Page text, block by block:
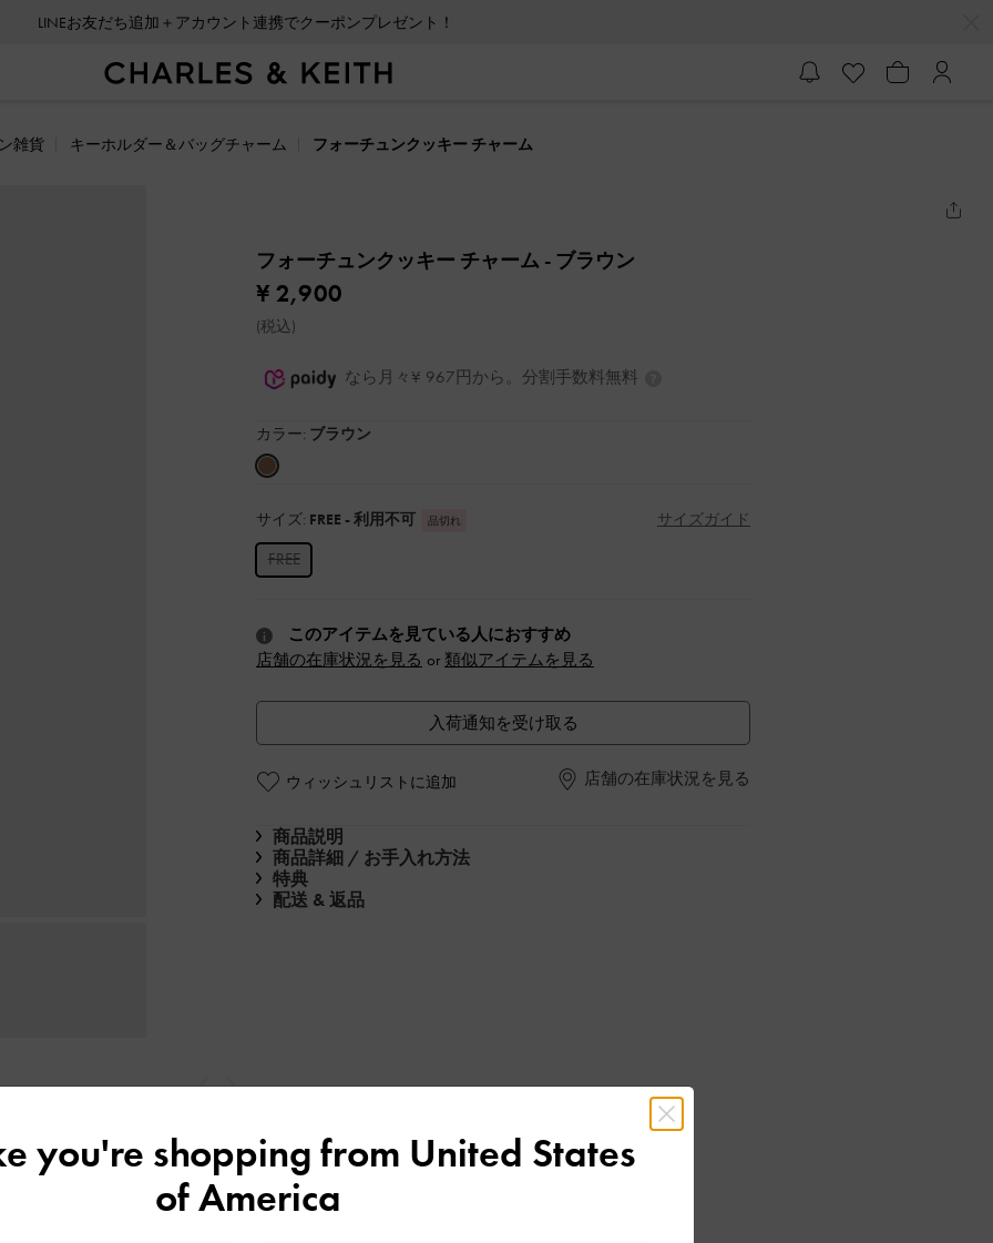
LINEお友だち追加＋アカウント連携でクーポンプレゼント！
雑貨 キーホルダー＆バッグチャーム フォーチュンクッキー チャーム
フォーチュンクッキー チャーム - ブラウン
¥ 2,900
(税込)
なら月々¥ 967円から。分割手数料無料
カラー: ブラウン
サイズ: FREE - 利用不可 品切れ サイズガイド
FREE
このアイテムを見ている人におすすめ
店舗の在庫状況を見る or 類似アイテムを見る
入荷通知を受け取る
ウィッシュリストに追加 店舗の在庫状況を見る
商品説明
商品詳細 / お手入れ方法
特典
配送 & 返品
戻る次
you're shopping from United States
of America